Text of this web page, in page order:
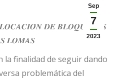
Sep
7
2023
𝑫𝑬 𝑩𝑳𝑶𝑸𝑼𝑬𝑻𝑨𝑺
𝑳𝑶𝑴𝑨𝑺
la finalidad de seguir dando
problemática del